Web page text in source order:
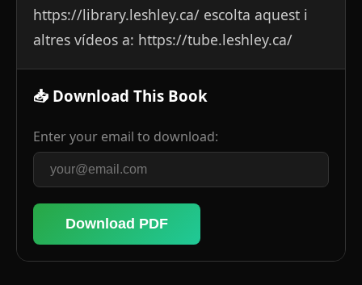
https://library.leshley.ca/ escolta aquest i
altres vídeos a: https://tube.leshley.ca/
📥 Download This Book
Enter your email to download:
Download PDF